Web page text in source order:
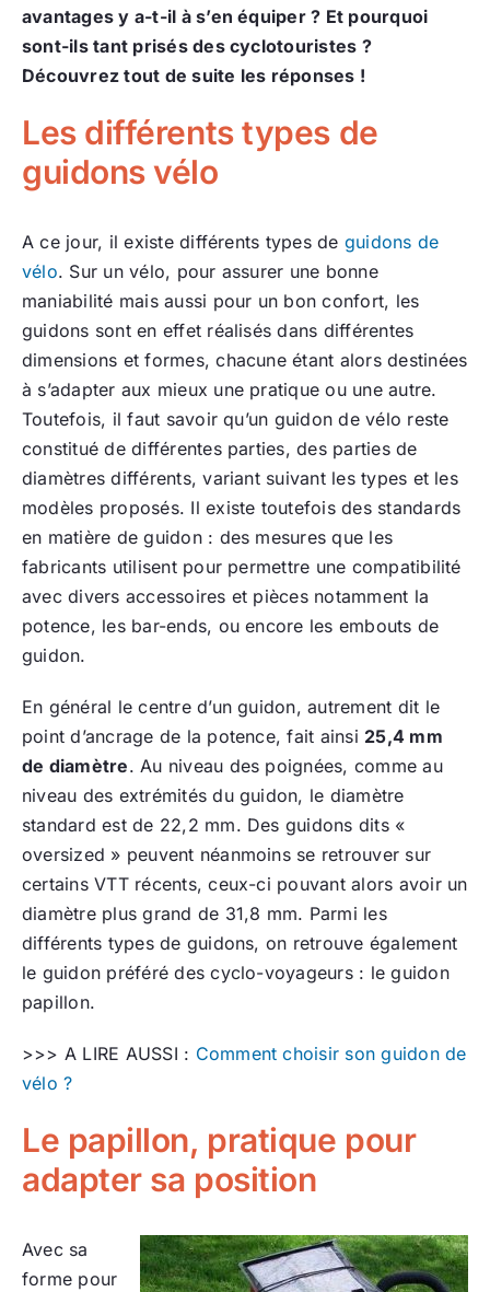
avantages y a-t-il à s’en équiper ? Et pourquoi
sont-ils tant prisés des cyclotouristes ?
Découvrez tout de suite les réponses !
Les différents types de
guidons vélo
A ce jour, il existe différents types de guidons de
vélo. Sur un vélo, pour assurer une bonne
maniabilité mais aussi pour un bon confort, les
guidons sont en effet réalisés dans différentes
dimensions et formes, chacune étant alors destinées
à s’adapter aux mieux une pratique ou une autre.
Toutefois, il faut savoir qu’un guidon de vélo reste
constitué de différentes parties, des parties de
diamètres différents, variant suivant les types et les
modèles proposés. Il existe toutefois des standards
en matière de guidon : des mesures que les
fabricants utilisent pour permettre une compatibilité
avec divers accessoires et pièces notamment la
potence, les bar-ends, ou encore les embouts de
guidon.
En général le centre d’un guidon, autrement dit le
point d’ancrage de la potence, fait ainsi 25,4 mm
de diamètre. Au niveau des poignées, comme au
niveau des extrémités du guidon, le diamètre
standard est de 22,2 mm. Des guidons dits «
oversized » peuvent néanmoins se retrouver sur
certains VTT récents, ceux-ci pouvant alors avoir un
diamètre plus grand de 31,8 mm. Parmi les
différents types de guidons, on retrouve également
le guidon préféré des cyclo-voyageurs : le guidon
papillon.
>>> A LIRE AUSSI : Comment choisir son guidon de
vélo ?
Le papillon, pratique pour
adapter sa position
Avec sa
forme pour